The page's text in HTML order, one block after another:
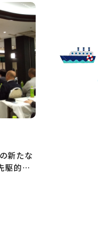
新たな
駆的モ